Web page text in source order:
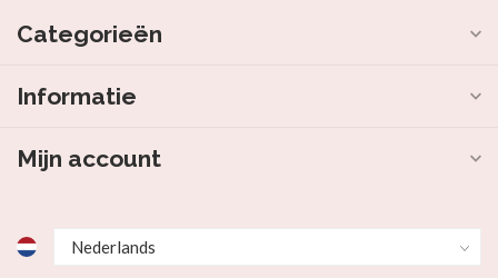
Categorieën
Informatie
Mijn account